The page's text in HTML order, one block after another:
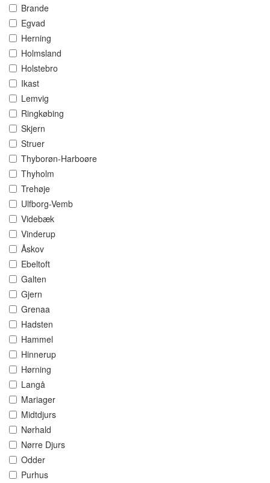
Brande
Egvad
Herning
Holmsland
Holstebro
Ikast
Lemvig
Ringkøbing
Skjern
Struer
Thyborøn-Harboøre
Thyholm
Trehøje
Ulfborg-Vemb
Videbæk
Vinderup
Åskov
Ebeltoft
Galten
Gjern
Grenaa
Hadsten
Hammel
Hinnerup
Hørning
Langå
Mariager
Midtdjurs
Nørhald
Nørre Djurs
Odder
Purhus